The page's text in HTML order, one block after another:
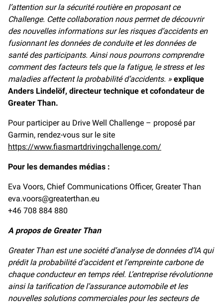
l’attention sur la sécurité routière en proposant ce
Challenge. Cette collaboration nous permet de découvrir
des nouvelles informations sur les risques d’accidents en
fusionnant les données de conduite et les données de
santé des participants. Ainsi nous pourrons comprendre
comment des facteurs tels que la fatigue, le stress et les
maladies affectent la probabilité d’accidents. » explique
Anders Lindelöf, directeur technique et cofondateur de
Greater Than.
Pour participer au Drive Well Challenge – proposé par
Garmin, rendez-vous sur le site
https://www.fiasmartdrivingchallenge.com/
Pour les demandes médias :
Eva Voors, Chief Communications Officer, Greater Than
eva.voors@greaterthan.eu
+46 708 884 880
A propos de Greater Than
Greater Than est une société d’analyse de données d’IA qui
prédit la probabilité d’accident et l’empreinte carbone de
chaque conducteur en temps réel. L’entreprise révolutionne
ainsi la tarification de l’assurance automobile et les
nouvelles solutions commerciales pour les secteurs de